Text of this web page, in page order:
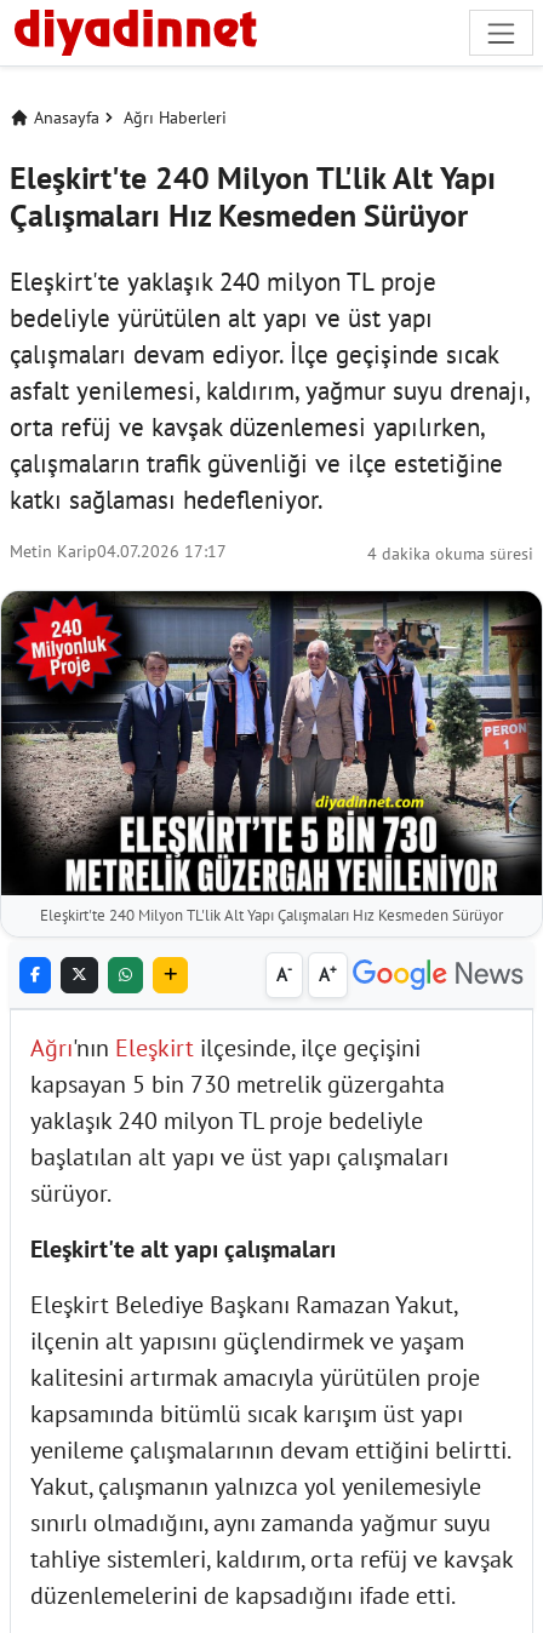
Anasayfa Ağrı Haberleri
Eleşkirt'te 240 Milyon TL'lik Alt Yapı
Çalışmaları Hız Kesmeden Sürüyor
Eleşkirt'te yaklaşık 240 milyon TL proje
bedeliyle yürütülen alt yapı ve üst yapı
çalışmaları devam ediyor. İlçe geçişinde sıcak
asfalt yenilemesi, kaldırım, yağmur suyu drenajı,
orta refüj ve kavşak düzenlemesi yapılırken,
çalışmaların trafik güvenliği ve ilçe estetiğine
katkı sağlaması hedefleniyor.
Metin Karip04.07.2026 17:17 4 dakika okuma süresi
Eleşkirt'te 240 Milyon TL'lik Alt Yapı Çalışmaları Hız Kesmeden Sürüyor
A- A+
Ağrı'nın Eleşkirt ilçesinde, ilçe geçişini
kapsayan 5 bin 730 metrelik güzergahta
yaklaşık 240 milyon TL proje bedeliyle
başlatılan alt yapı ve üst yapı çalışmaları
sürüyor.
Eleşkirt'te alt yapı çalışmaları
Eleşkirt Belediye Başkanı Ramazan Yakut,
ilçenin alt yapısını güçlendirmek ve yaşam
kalitesini artırmak amacıyla yürütülen proje
kapsamında bitümlü sıcak karışım üst yapı
yenileme çalışmalarının devam ettiğini belirtti.
Yakut, çalışmanın yalnızca yol yenilemesiyle
sınırlı olmadığını, aynı zamanda yağmur suyu
tahliye sistemleri, kaldırım, orta refüj ve kavşak
düzenlemelerini de kapsadığını ifade etti.